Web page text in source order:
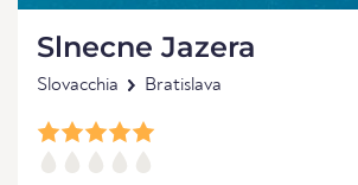
Slnecne Jazera
Slovacchia Bratislava